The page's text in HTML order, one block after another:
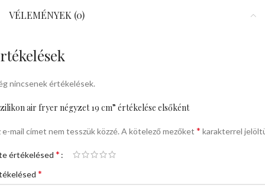
VÉLEMÉNYEK (0)
nincsenek értékelések.
air fryer négyzet 19 cm” értékelése elsőként
e-mail címet nem tesszük közzé. A kötelező mezőket * karakterrel
értékelésed *
*